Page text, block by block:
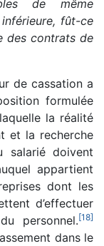
de même
fût-ce
des contrats de
de cassation a
formulée
la réalité
et la recherche
salarié doivent
appartient
dont les
d’effectuer
personnel.[18]
dans le